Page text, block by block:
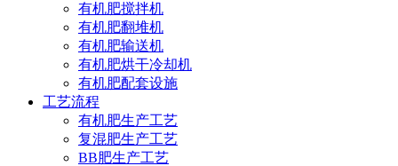
有机肥搅拌机
有机肥翻堆机
有机肥输送机
有机肥烘干冷却机
有机肥配套设施
工艺流程
有机肥生产工艺
复混肥生产工艺
BB肥生产工艺